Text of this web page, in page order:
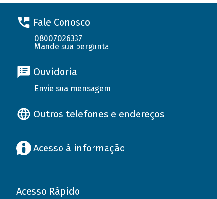
Fale Conosco
08007026337
Mande sua pergunta
Ouvidoria
Envie sua mensagem
Outros telefones e endereços
Acesso à informação
Acesso Rápido